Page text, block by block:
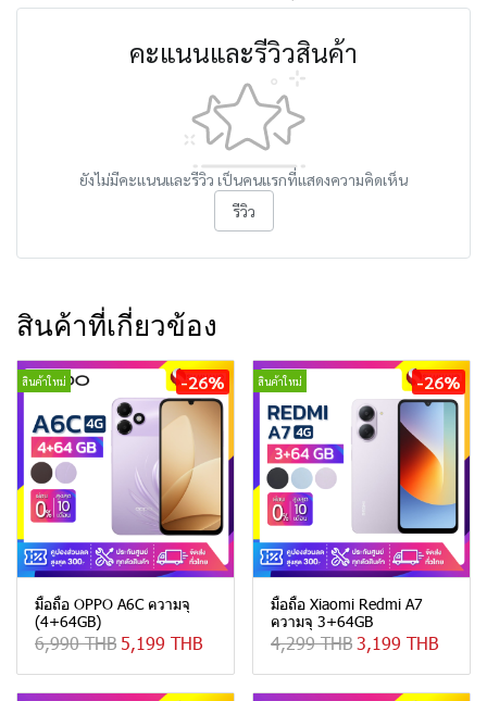
คะแนนและรีวิวสินค้า
ยังไม่มีคะแนนและรีวิว เป็นคนแรกที่แสดงความคิดเห็น
รีวิว
สินค้าที่เกี่ยวข้อง
สินค้าใหม่ -26%
มือถือ OPPO A6C ความจุ
(4+64GB)
6,990 THB 5,199 THB
สินค้าใหม่ -26%
มือถือ Xiaomi Redmi A7
ความจุ 3+64GB
4,299 THB3,199 THB